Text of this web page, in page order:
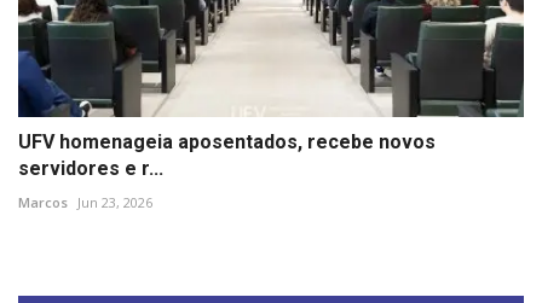
UFV homenageia aposentados, recebe novos
servidores e r...
Marcos Jun 23, 2026